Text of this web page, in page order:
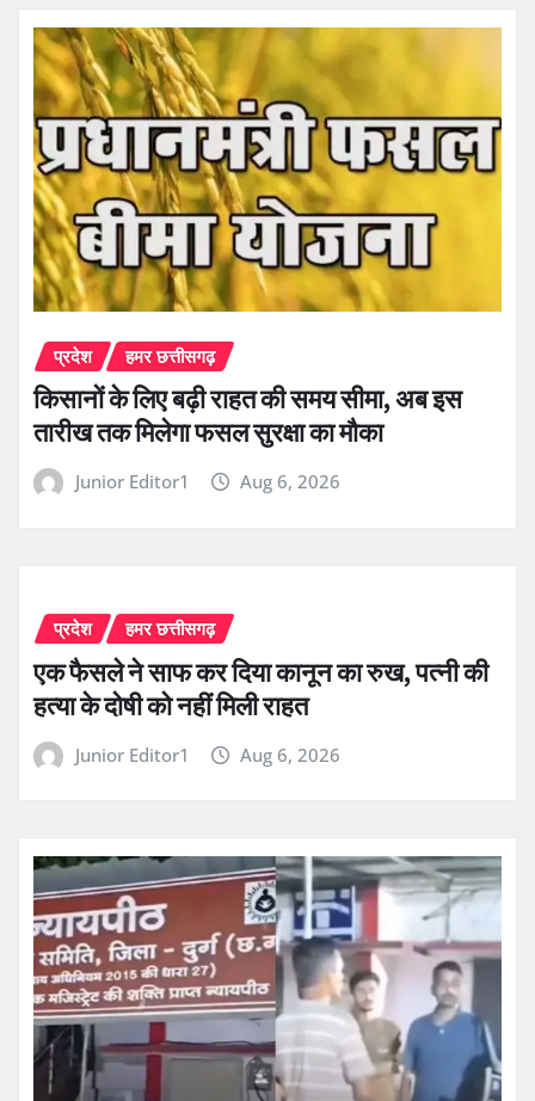
प्रदेश हमर छत्तीसगढ़
किसानों के लिए बढ़ी राहत की समय सीमा, अब इस
तारीख तक मिलेगा फसल सुरक्षा का मौका
Junior Editor1 Aug 6, 2026
प्रदेश हमर छत्तीसगढ़
एक फैसले ने साफ कर दिया कानून का रुख, पत्नी की
हत्या के दोषी को नहीं मिली राहत
Junior Editor1 Aug 6, 2026